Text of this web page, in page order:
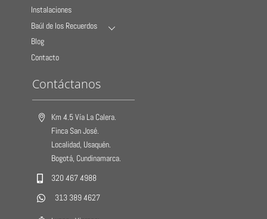
Instalaciones
Baúl de los Recuerdos
Blog
Contacto
Contáctanos
Km 4.5 Vía La Calera.
Finca San José.
Localidad, Usaquén.
Bogotá, Cundinamarca.
320 467 4988
313 389 4627